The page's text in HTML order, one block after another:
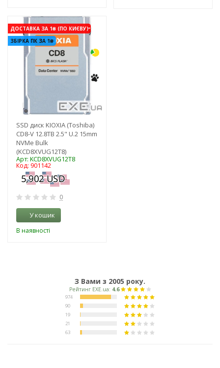
ДОСТАВКА ЗА 1₴ (ПО КИЄВУ)
ЗБІРКА ПК ЗА 1₴
-3%
SSD диск KIOXIA (Toshiba)
CD8-V 12.8TB 2.5" U.2 15mm
NVMe Bulk
(KCD8XVUG12T8)
Арт: KCD8XVUG12T8
Код: 901142
0
У кошик
В наявності
З Вами з 2005 року.